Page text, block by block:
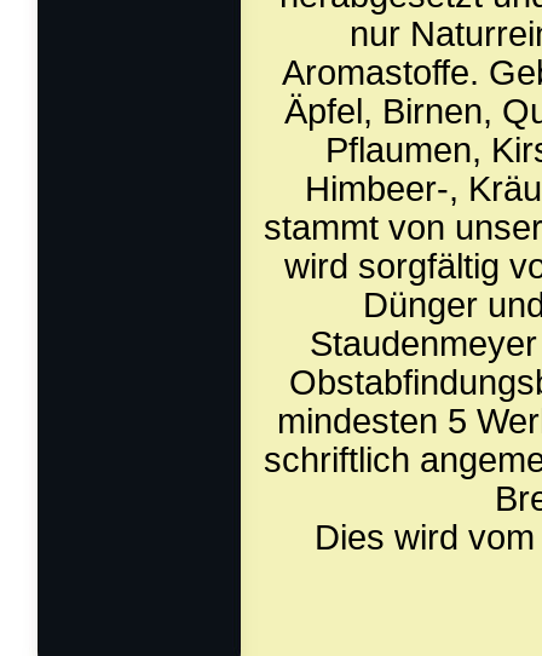
nur
Aromastoffe.
Äpfel, Birnen,
Pflaumen,
Himbeer-,
stammt von
wird sorgfältig
Dünger
mindesten 5
schriftlich
Dies wird